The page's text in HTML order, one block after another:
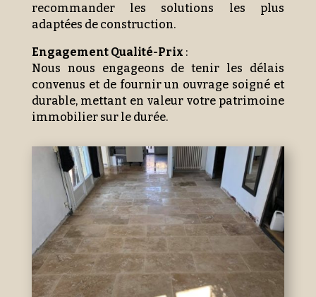
recommander les solutions les plus
adaptées de construction.
Engagement Qualité-Prix :
Nous nous engageons de tenir les délais
convenus et de fournir un ouvrage soigné et
durable, mettant en valeur votre patrimoine
immobilier sur le durée.